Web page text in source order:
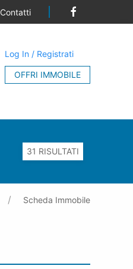
Contatti
Log In / Registrati
OFFRI IMMOBILE
Scheda Immobile